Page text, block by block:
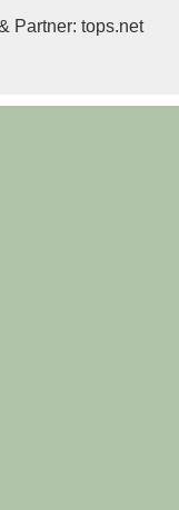
Partner: tops.net